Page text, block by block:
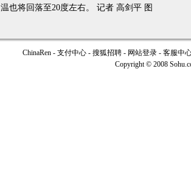
温也将回落至20度左右。 记者 高剑平 图
ChinaRen - 支付中心 - 搜狐招聘 - 网站登录 - 客服中
Copyright © 2008